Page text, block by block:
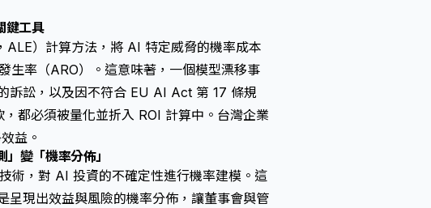
鍵工具
）計算方法，將 AI 特定威脅的機率成本
生率（ARO）。這意味著，一個模型漂移事
訴訟，以及因不符合 EU AI Act 第 17 條規
都必須被量化並折入 ROI 計算中。台灣企業
益。
變「機率分佈」
術，對 AI 投資的不確定性進行機率建模。這
呈現出效益與風險的機率分佈，讓董事會與管